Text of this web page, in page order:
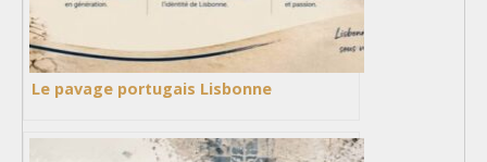
Le pavage portugais Lisbonne